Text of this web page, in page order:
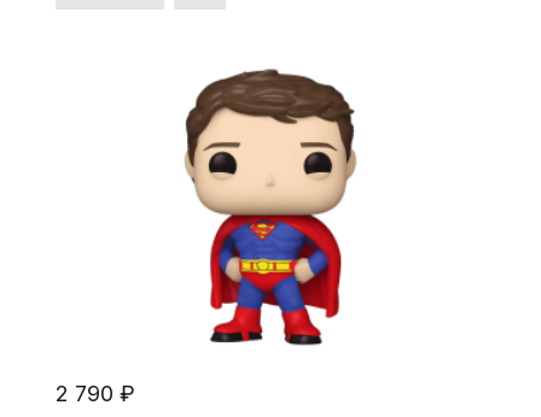
2 790 ₽